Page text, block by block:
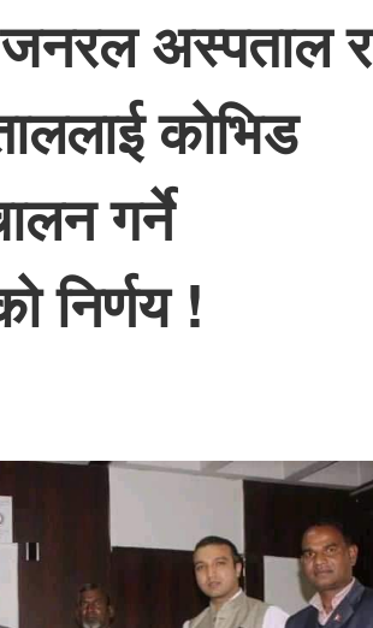
जनरल अस्पताल र
कोभिड
गर्ने
निर्णय !